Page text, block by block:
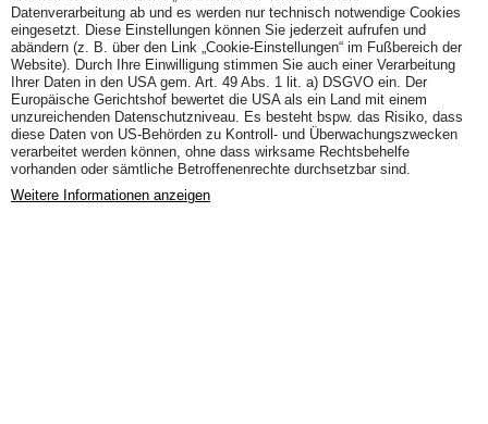
Datenverarbeitung ab und es werden nur technisch notwendige Cookies
eingesetzt. Diese Einstellungen können Sie jederzeit aufrufen und
abändern (z. B. über den Link „Cookie-Einstellungen“ im Fußbereich der
Website). Durch Ihre Einwilligung stimmen Sie auch einer Verarbeitung
Ihrer Daten in den USA gem. Art. 49 Abs. 1 lit. a) DSGVO ein. Der
Europäische Gerichtshof bewertet die USA als ein Land mit einem
unzureichenden Datenschutzniveau. Es besteht bspw. das Risiko, dass
diese Daten von US-Behörden zu Kontroll- und Überwachungszwecken
verarbeitet werden können, ohne dass wirksame Rechtsbehelfe
vorhanden oder sämtliche Betroffenenrechte durchsetzbar sind.
Weitere Informationen anzeigen